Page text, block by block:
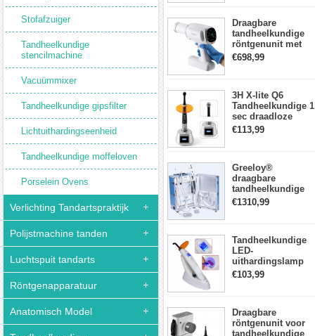
Stofafzuiger
Tandheelkundige
stencilmachine
Vacuümmixer
Tandheelkundige gipsfilter
Lichtuithardingseenheid
Tandheelkundige moffeloven
Porselein Ovens
Verlichting Tandartspraktijk
Polijstmachine tanden
Luchtspuit tandarts
Röntgenapparatuur
Anatomisch Model
Draagbare
tandheelkundige
röntgenunit met
hoge frequentie
intraorale
€698,99
3H X-lite Q6
Tandheelkundige 1
sec draadloze
LED-
Uithardingslamp
behuizing
€113,99
Greeloy®
draagbare
tandheelkundige
Eenheid met
luchtCompressor
ultrasone scaler)
€1310,99
Tandheelkundige
LED-
uithardingslamp
Draadloos met
lichtmeter 2000
€103,99
Draagbare
röntgenunit voor
tandheelkundige